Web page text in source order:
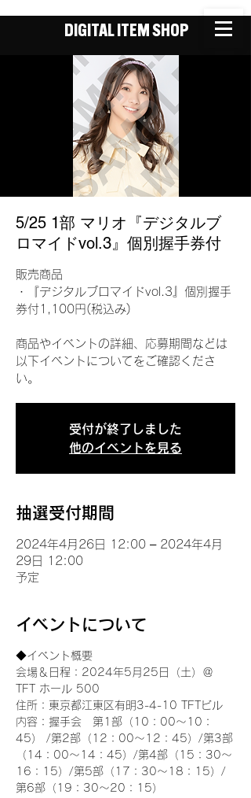
DIGITAL ITEM SHOP
5/25 1部 マリオ『デジタルブ
ロマイドvol.3』個別握手券付
販売商品
・『デジタルブロマイドvol.3』個別握手
券付1,100円(税込み)
商品やイベントの詳細、応募期間などは
以下イベントについてをご確認くださ
い。
受付が終了しました
他のイベントを見る
抽選受付期間
2024年4月26日 12:00 – 2024年4月
29日 12:00
予定
イベントについて
◆イベント概要
会場＆日程：2024年5月25日（土）＠
TFT ホール 500
住所：東京都江東区有明3-4-10 TFTビル
内容：握手会　第1部（10：00～10：
45） /第2部（12：00～12：45）/第3部
（14：00～14：45）/第4部（15：30～
16：15）/第5部（17：30～18：15）/
第6部（19：30～20：15）